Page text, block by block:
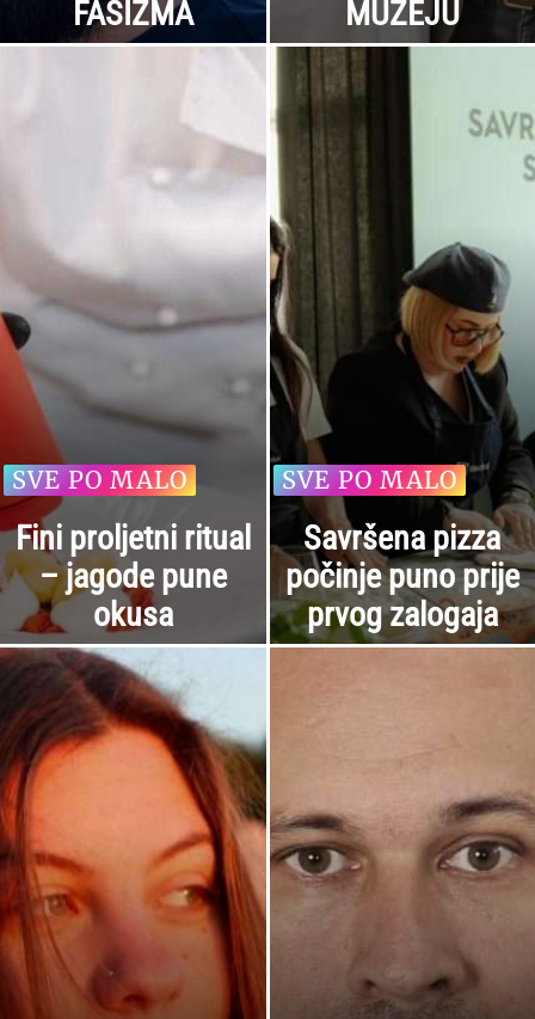
FAŠIZMA MUZEJU
SVE PO MALO
Fini proljetni ritual
– jagode pune
okusa
SVE PO MALO
Savršena pizza
počinje puno prije
prvog zalogaja